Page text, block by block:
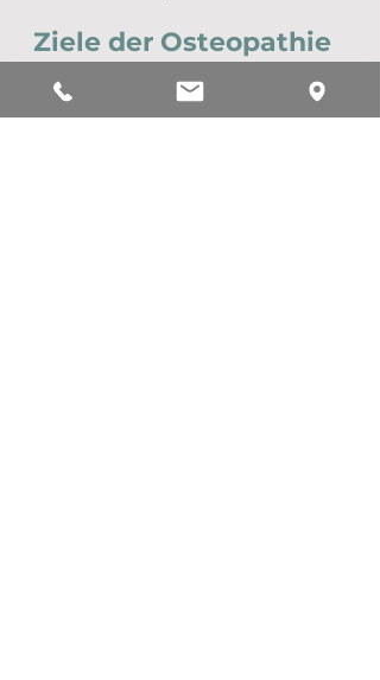
Ziele der Osteopathie
Das Ziel der Osteopathie ist die
Wiederherstellung der Harmonie